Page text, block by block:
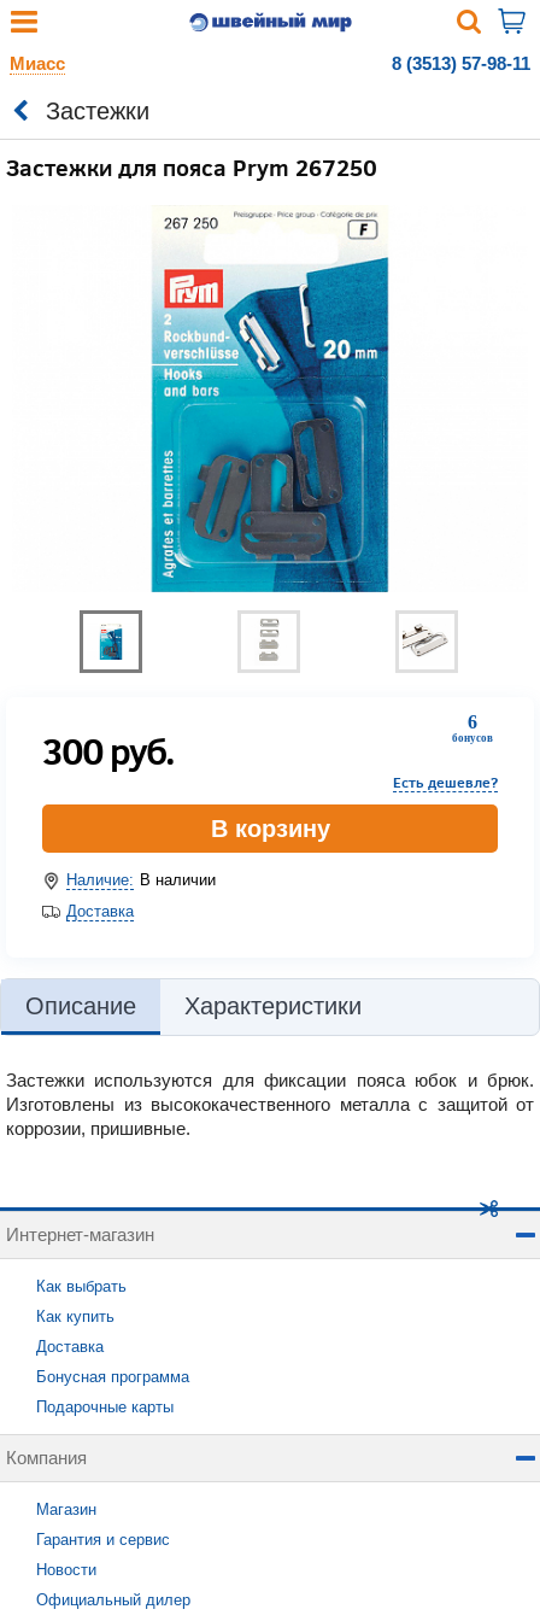
Миасс 8 (3513) 57-98-11
Застежки
Застежки для пояса Prym 267250
6
бонусов
300руб.
Есть дешевле?
В корзину
Наличие: В наличии
Доставка
Описание Характеристики
Застежки используются для фиксации пояса юбок и брюк.
Изготовлены из высококачественного металла с защитой от
коррозии, пришивные.
Интернет-магазин
Как выбрать
Как купить
Доставка
Бонусная программа
Подарочные карты
Компания
Магазин
Гарантия и сервис
Новости
Официальный дилер